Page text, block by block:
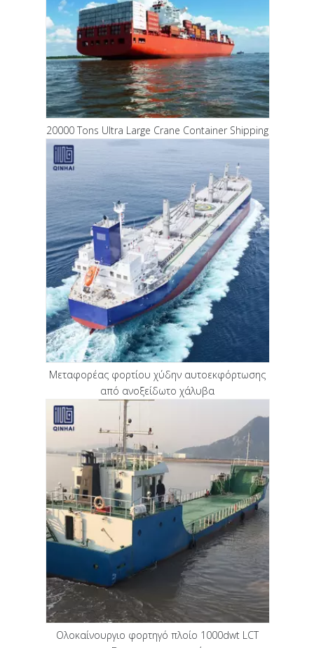
20000 Tons Ultra Large Crane Container Shipping
Μεταφορέας φορτίου χύδην αυτοεκφόρτωσης
από ανοξείδωτο χάλυβα
Ολοκαίνουργιο φορτηγό πλοίο 1000dwt LCT